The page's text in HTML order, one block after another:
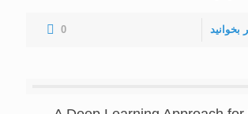
0 بخوانید